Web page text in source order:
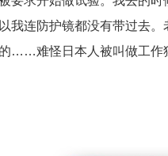
我连防护镜都没有带过去
……难怪日本人被叫做工作